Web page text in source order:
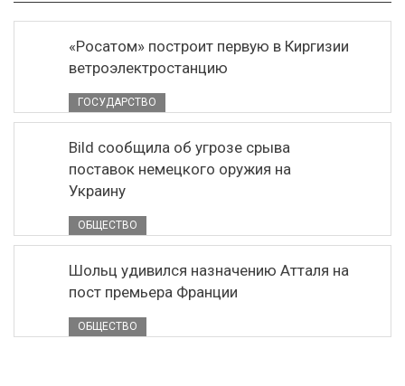
«Росатом» построит первую в Киргизии
ветроэлектростанцию
ГОСУДАРСТВО
Bild сообщила об угрозе срыва
поставок немецкого оружия на
Украину
ОБЩЕСТВО
Шольц удивился назначению Атталя на
пост премьера Франции
ОБЩЕСТВО